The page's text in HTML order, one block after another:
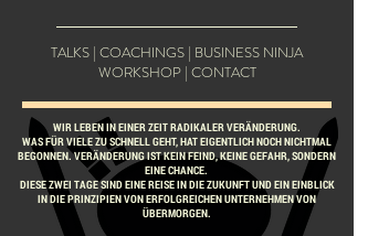
TALKS | COACHINGS | BUSINESS NINJA
WORKSHOP| CONTACT
WIR LEBEN IN EINER ZEIT RADIKALER VERÄNDERUNG.
WAS FÜR VIELE ZU SCHNELL GEHT, HAT EIGENTLICH NOCH NICHTMAL
BEGONNEN. VERÄNDERUNG IST KEIN FEIND, KEINE GEFAHR, SONDERN
EINE CHANCE.
DIESE ZWEI TAGE SIND EINE REISE IN DIE ZUKUNFT UND EIN EINBLICK
IN DIE PRINZIPIEN VON ERFOLGREICHEN UNTERNEHMEN VON
ÜBERMORGEN.